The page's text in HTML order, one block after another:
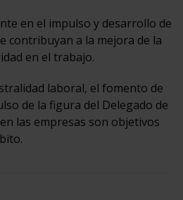
en el impulso y desarrollo de
contribuyan a la mejora de la
en el trabajo.
laboral, el fomento de
de la figura del Delegado de
las empresas son objetivos